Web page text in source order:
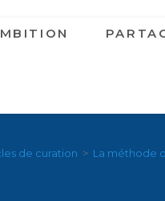
de curation > La méthode